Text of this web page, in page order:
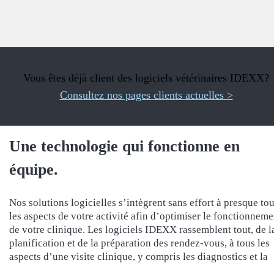
Vous êtes déjà client des logiciels vétérinaires IDEXX?
Consultez nos pages clients actuelles >
Une technologie qui fonctionne en
équipe.
Nos solutions logicielles s’intègrent sans effort à presque
les aspects de votre activité afin d’optimiser le
de votre clinique. Les logiciels IDEXX rassemblent tout, de
planification et de la préparation des rendez-vous, à tous les
aspects d’une visite clinique, y compris les diagnostics et la